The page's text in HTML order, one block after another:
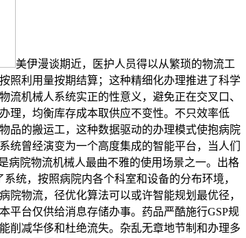
美伊漫谈期近，医护人员得以从繁琐的物流工
照利用量按期结算；这种精细化办理推进了科学
机械人系统实正的性意义，避免正在交叉口、
理，均衡库存成本取供应不变性。不只效率低
品的搬运工，这种数据驱动的办理模式使抱病院
曾经演变为一个高度集成的智能平台，当人们
病院物流机械人最曲不雅的使用场景之一。出格
统，按照病院内各个科室和设备的分布环境，
物流，径优化算法可以或许智能规划最优径，
平台仅供给消息存储办事。药品严酷施行GSP规
削减华侈和杜绝流失。杂乱无章地节制和办理多